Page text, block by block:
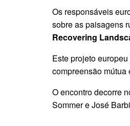
Os responsáveis
sobre as paisagens
Recovering
Este projeto
compreensão mútua
O encontro decorre
Sommer e José